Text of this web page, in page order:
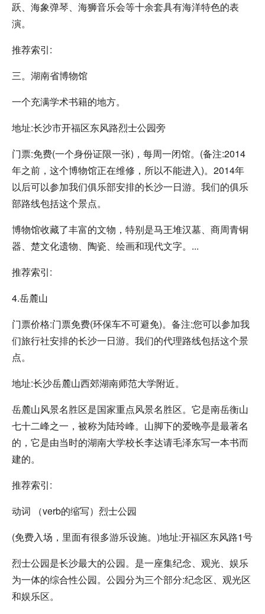
跃、海象弹琴、海狮音乐会等十余套具有海洋特色的表
演。
推荐索引:
三。湖南省博物馆
一个充满学术书籍的地方。
地址:长沙市开福区东风路烈士公园旁
门票:免费(一个身份证限一张)，每周一闭馆。(备注:2014
年之前，这个博物馆正在维修，所以不能进入)。2014年
以后可以参加我们俱乐部安排的长沙一日游。我们的俱乐
部路线包括这个景点。
博物馆收藏了丰富的文物，特别是马王堆汉墓、商周青铜
器、楚文化遗物、陶瓷、绘画和现代文字。...
推荐索引:
4.岳麓山
门票价格:门票免费(环保车不可避免)。备注:您可以参加我
们旅行社安排的长沙一日游。我们的代理路线包括这个景
点。
地址:长沙岳麓山西郊湖南师范大学附近。
岳麓山风景名胜区是国家重点风景名胜区。它是南岳衡山
七十二峰之一，被称为陆玲峰。山脚下的爱晚亭是最著名
的，它是由当时的湖南大学校长李达请毛泽东写一本书而
建的。
推荐索引:
动词 （verb的缩写）烈士公园
(免费入场，里面有很多游乐设施。)地址:开福区东风路1号
烈士公园是长沙最大的公园。是一座集纪念、观光、娱乐
为一体的综合性公园。公园分为三个部分:纪念区、观光区
和娱乐区。